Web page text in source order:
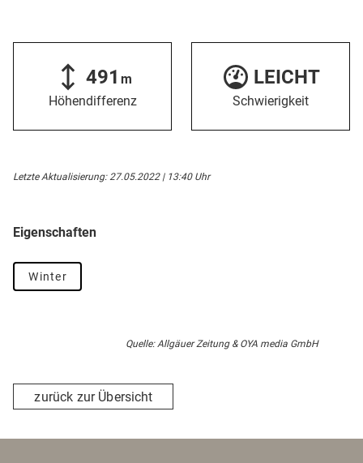
491m
Höhendifferenz
LEICHT
Schwierigkeit
Letzte Aktualisierung: 27.05.2022 | 13:40 Uhr
Eigenschaften
Winter
Quelle: Allgäuer Zeitung & OYA media GmbH
zurück zur Übersicht